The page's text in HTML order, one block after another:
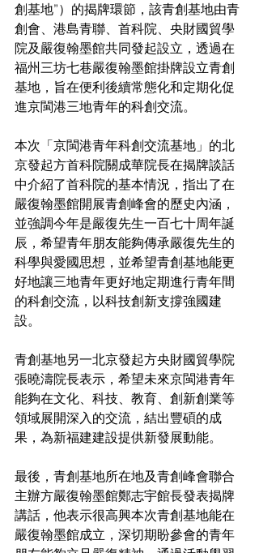
創基地”）的揭牌環節，該青創基地由青
創會、港島青聯、首科院、央財國貿學
院及嚴復翰墨館共同發起設立，透過在
福州三坊七巷嚴復翰墨館掛牌設立青創
基地，旨在便利後續常態化和定期化促
進京閩港三地青年的科創交流。
本次「京閩港青年科創交流基地」的北
京發起方首科院關成華院長在揭牌談話
中介紹了首科院的基本情況，指出了在
嚴復翰墨館開展青創峰會的歷史內涵，
並強調今年是嚴復先生一百七十周年誕
辰，希望青年朋友能夠傳承嚴復先生的
科學與愛國思想，並希望青創基地能更
好地讓三地青年更好地定期進行青年間
的科創交流，以科技創新支撐強國建
設。
青創基地另一北京發起方央財國貿學院
張曉濤院長表示，希望未來京閩港青年
能夠在文化、科技、教育、創新創業等
領域展開深入的交流，結出豐碩的成
果，為新福建建設提供新發展動能。
最後，青創基地所在地及青創峰會聯合
主辦方嚴復翰墨館鄭志宇館長發表揭牌
講話，他表示很高興本次青創基地能在
嚴復翰墨館成立，深切期盼參會的青年